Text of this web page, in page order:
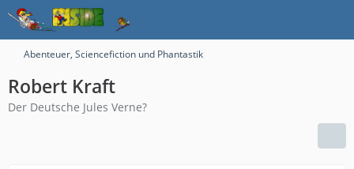
Abenteuer, Sciencefiction und Phantastik
Robert Kraft
Der Deutsche Jules Verne?